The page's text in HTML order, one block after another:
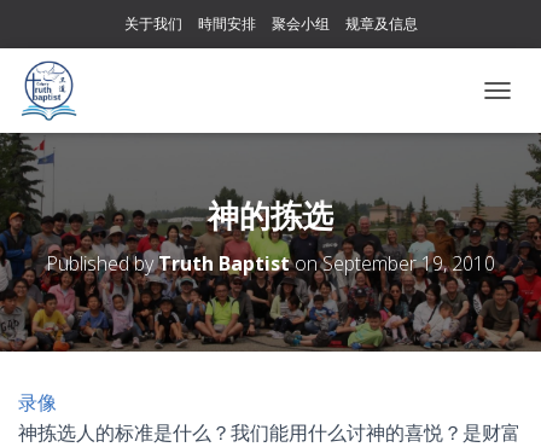
关于我们 時間安排 聚会小组 规章及信息
O
E
N
A
V
I
G
O
神的拣选
Published byTruth BaptistonSeptember 19, 2010
录像
神拣选人的标准是什么？我们能用什么讨神的喜悦？是财富